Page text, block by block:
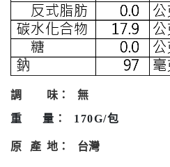
調 味：
無
重
量 ： 170G/包
原 產 地： 台灣